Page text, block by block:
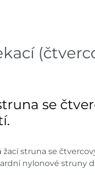
se
žací struna se
nylonové struny